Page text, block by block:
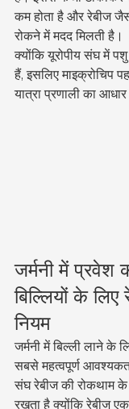
कम होता है और रेबीज
रोकने में मदद मिलती है।
क्योंकि यूरोपीय संघ में
हैं, इसलिए माइक्रोचिप
यात्रा प्रणाली का आधार
जर्मनी में प्रवेश
बिल्लियों के
नियम
जर्मनी में बिल्ली लाने के
सबसे महत्वपूर्ण
संघ रेबीज की रोकथाम
रखता है क्योंकि रेबीज